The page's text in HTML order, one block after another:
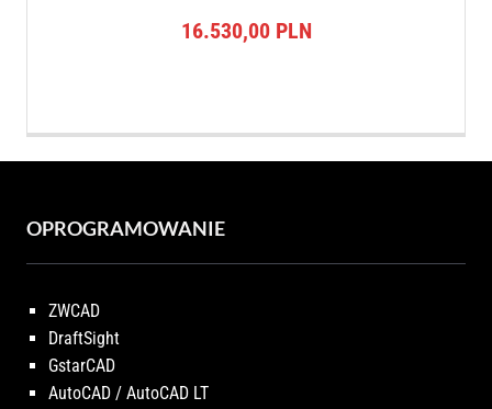
16.530,00 PLN
OPROGRAMOWANIE
ZWCAD
DraftSight
GstarCAD
AutoCAD / AutoCAD LT